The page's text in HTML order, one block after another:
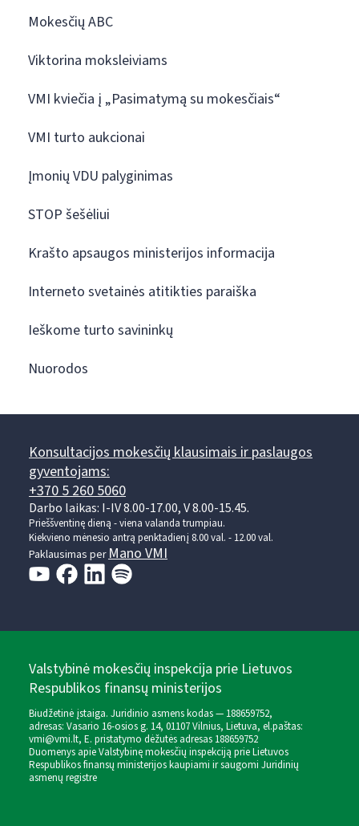
Mokesčių ABC
Viktorina moksleiviams
VMI kviečia į „Pasimatymą su mokesčiais“
VMI turto aukcionai
Įmonių VDU palyginimas
STOP šešėliui
Krašto apsaugos ministerijos informacija
Interneto svetainės atitikties paraiška
Ieškome turto savininkų
Nuorodos
Konsultacijos mokesčių klausimais ir paslaugos
gyventojams:
+370 5 260 5060
Darbo laikas: I-IV 8.00-17.00, V 8.00-15.45.
Prieššventinę dieną - viena valanda trumpiau.
Kiekvieno mėnesio antrą penktadienį 8.00 val. - 12.00 val.
Paklausimas perMano VMI
Valstybinė mokesčių inspekcija prie Lietuvos
Respublikos finansų ministerijos
Biudžetinė įstaiga. Juridinio asmens kodas — 188659752,
adresas: Vasario 16-osios g. 14, 01107 Vilnius, Lietuva, el.paštas:
vmi@vmi.lt, E. pristatymo dėžutės adresas 188659752
Duomenys apie Valstybinę mokesčių inspekciją prie Lietuvos
Respublikos finansų ministerijos kaupiami ir saugomi Juridinių
asmenų registre